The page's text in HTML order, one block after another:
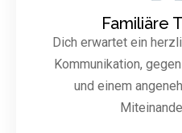
Familiäre
Dich erwartet ein
Kommunikation,
und einem